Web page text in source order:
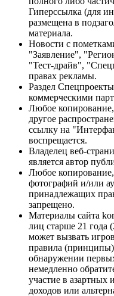
Гиперссылка (для
размещена в
материала.
Новости с
"Заявление",
"Тест-драйв",
правах рекламы.
Раздел Спецпроекты
коммерческими
Любое
другое
ссылку на
воспрещается.
Владелец веб-
является автор
Любое копирование,
фотографий и/или
принадлежащих
запрещено.
Материалы сайта
лиц старше 21 года
может вызвать
правила
обнаружении
немедленно
участие в азартных
доходов или